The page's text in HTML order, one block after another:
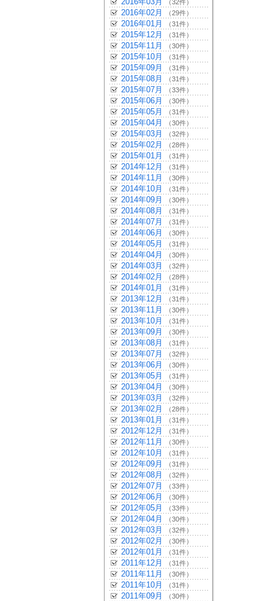
（32件）
2016年02月 （29件）
2016年01月 （31件）
2015年12月 （31件）
2015年11月 （30件）
2015年10月 （31件）
2015年09月 （31件）
2015年08月 （31件）
2015年07月 （33件）
2015年06月 （30件）
2015年05月 （31件）
2015年04月 （30件）
2015年03月 （32件）
2015年02月 （28件）
2015年01月 （31件）
2014年12月 （31件）
2014年11月 （30件）
2014年10月 （31件）
2014年09月 （30件）
2014年08月 （31件）
2014年07月 （31件）
2014年06月 （30件）
2014年05月 （31件）
2014年04月 （30件）
2014年03月 （32件）
2014年02月 （28件）
2014年01月 （31件）
2013年12月 （31件）
2013年11月 （30件）
2013年10月 （31件）
2013年09月 （30件）
2013年08月 （31件）
2013年07月 （32件）
2013年06月 （30件）
2013年05月 （31件）
2013年04月 （30件）
2013年03月 （32件）
2013年02月 （28件）
2013年01月 （31件）
2012年12月 （31件）
2012年11月 （30件）
2012年10月 （31件）
2012年09月 （31件）
2012年08月 （32件）
2012年07月 （33件）
2012年06月 （30件）
2012年05月 （33件）
2012年04月 （30件）
2012年03月 （32件）
2012年02月 （30件）
2012年01月 （31件）
2011年12月 （31件）
2011年11月 （30件）
2011年10月 （31件）
2011年09月 （30件）